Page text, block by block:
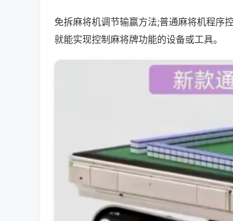
免拆麻将机调节输赢方法;普通麻将机程序
就能实现控制麻将牌功能的设备或工具。